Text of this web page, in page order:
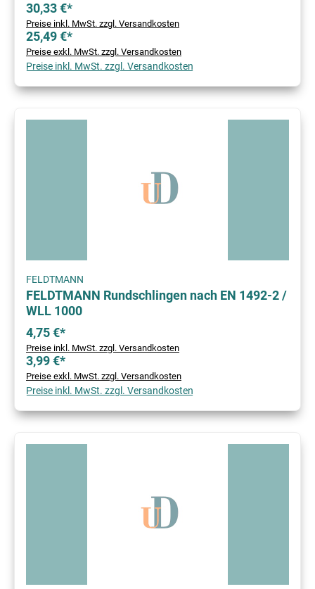
30,33 €*
Preise inkl. MwSt. zzgl. Versandkosten
25,49 €*
Preise exkl. MwSt. zzgl. Versandkosten
Preise inkl. MwSt. zzgl. Versandkosten
FELDTMANN
FELDTMANN Rundschlingen nach EN 1492-2 /
WLL 1000
4,75 €*
Preise inkl. MwSt. zzgl. Versandkosten
3,99 €*
Preise exkl. MwSt. zzgl. Versandkosten
Preise inkl. MwSt. zzgl. Versandkosten